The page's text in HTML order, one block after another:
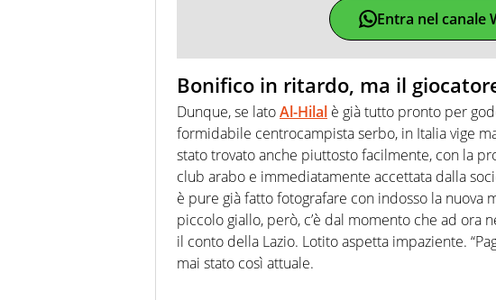
Entra nel canale
Bonifico in ritardo, ma il
Dunque, se latoAl-Hilal è già tutto pronto per
formidabile centrocampista serbo, in Italia vige
stato trovato anche piuttosto facilmente, con la
club arabo e immediatamente accettata dalla
è pure già fatto fotografare con indosso la nuova
piccolo giallo, però, c’è dal momento che ad ora
il conto della Lazio. Lotito aspetta impaziente.
mai stato così attuale.